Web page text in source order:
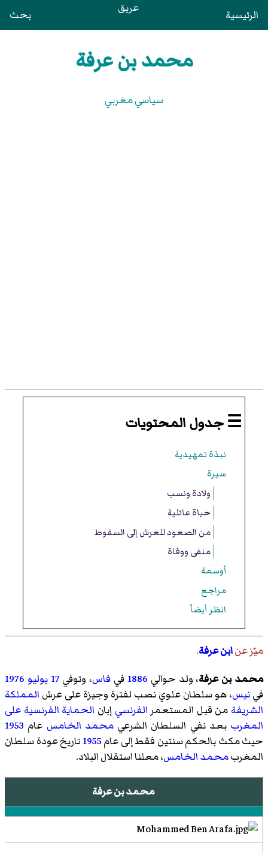
الرئيسية عريق بحث
محمد بن عرفة
سياسي مغربي
☰ جدول المحتويات
نبذة تمهيدية
سيرة
ولادة ونسب
حياة عائلية
من الصعود للعرش إلى السقوط
منفى ووفاة
أوسمة
مراجع
انظر أيضاً
ميّز عنابن عرفة.
محمد بن عرفة، ولد حوالي 1886 في فاس، وتوفي 17 يوليو 1976
فينيس، هو سلطان علوي نصب لفترة وجيزة على عرش المملكة
الشريفة من قبل المستعمر الفرنسي إبان الحماية الفرنسية على
المغرب بعد نفي السلطان الشرعيمحمد الخامس عام 1953
حيث مكث بالحكم سنتين فقط إلى عام1955تاريخ عودة سلطان
المغربمحمد الخامس، معلنا استقلال البلاد.
محمد بن عرفة